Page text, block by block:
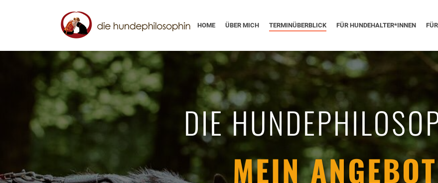
HOME ÜBER MICH TERMINÜBERBLICK FÜR HUNDEHALTER*INNEN
DIE
MEIN ANGEBOT